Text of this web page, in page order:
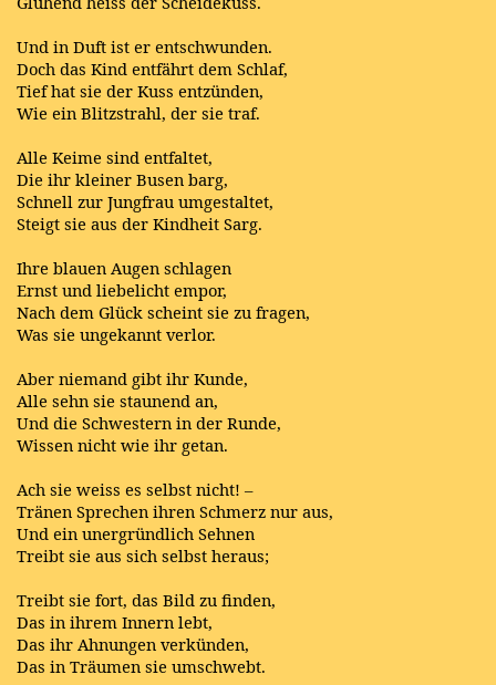
Und in Duft ist er entschwunden.
Doch das Kind entfährt dem Schlaf,
Tief hat sie der Kuss entzünden,
Wie ein Blitzstrahl, der sie traf.
Alle Keime sind entfaltet,
Die ihr kleiner Busen barg,
Schnell zur Jungfrau umgestaltet,
Steigt sie aus der Kindheit Sarg.
Ihre blauen Augen schlagen
Ernst und liebelicht empor,
Nach dem Glück scheint sie zu fragen,
Was sie ungekannt verlor.
Aber niemand gibt ihr Kunde,
Alle sehn sie staunend an,
Und die Schwestern in der Runde,
Wissen nicht wie ihr getan.
Ach sie weiss es selbst nicht! –
Tränen Sprechen ihren Schmerz nur aus,
Und ein unergründlich Sehnen
Treibt sie aus sich selbst heraus;
Treibt sie fort, das Bild zu finden,
Das in ihrem Innern lebt,
Das ihr Ahnungen verkünden,
Das in Träumen sie umschwebt.